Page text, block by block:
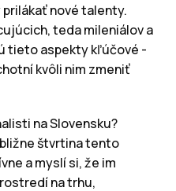
nové talenty.
teda mileniálov a
tieto aspekty kľúčové -
kvôli nim zmeniť
na Slovensku?
štvrtina tento
a myslí si, že im
na trhu,